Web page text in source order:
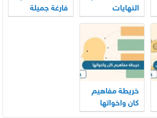
النهايات
والاشتقاق
فارغة جميلة
خريطة مفاهيم
كان واخواتها